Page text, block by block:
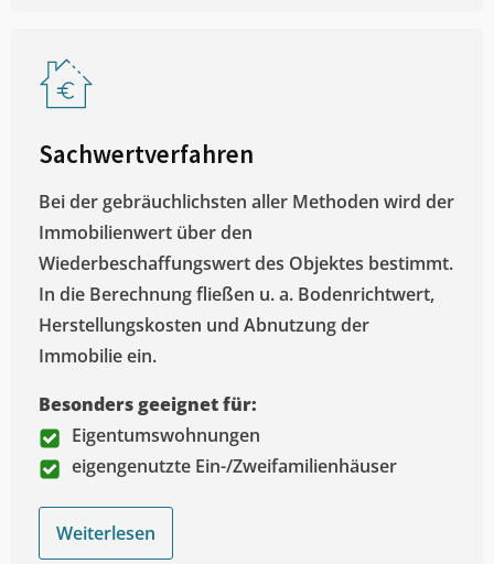
Sachwertverfahren
Bei der gebräuchlichsten aller Methoden wird der
Immobilienwert über den
Wiederbeschaffungswert des Objektes bestimmt.
In die Berechnung fließen u. a. Bodenrichtwert,
Herstellungskosten und Abnutzung der
Immobilie ein.
Besonders geeignet für:
Eigentumswohnungen
eigengenutzte Ein-/Zweifamilienhäuser
Weiterlesen